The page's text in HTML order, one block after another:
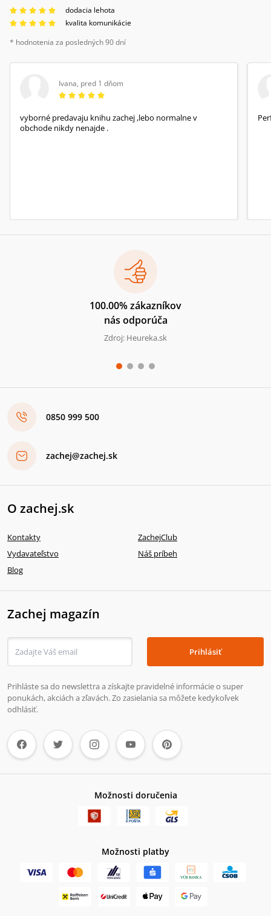
dodacia lehota
kvalita komunikácie
* hodnotenia za posledných 90 dní
Ivana, pred 1 dňom
vyborné predavaju knihu zachej ,lebo normalne v
obchode nikdy nenajde .
100.00% zákazníkov
nás odporúča
Zdroj: Heureka.sk
0850 999 500
zachej@zachej.sk
O zachej.sk
Kontakty
ZachejClub
Vydavateľstvo
Náš príbeh
Blog
Zachej magazín
Prihlásiť
Prihláste sa do newslettra a získajte pravidelné informácie o super
ponukách, akciách a zľavách. Zo zasielania sa môžete kedykoľvek
odhlásiť.
Možnosti doručenia
Možnosti platby